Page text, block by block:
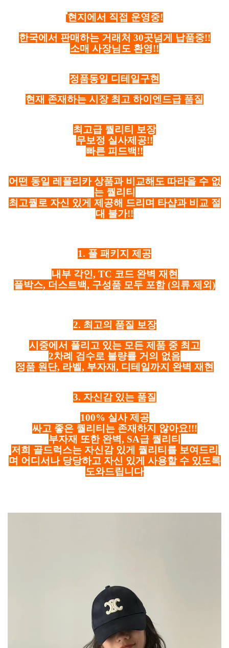
현지에서 직접 운영중!
한국에서 판매하는 거래처 30곳넘게 납품중!!
소매 사장님도 환영!!
정품동일 디테일구현
현재 존재하는 시장 최고 하이엔드급 품질
최고급 퀄리티 보장
무보정 실사제공!!
빠른 피드백!!
어떤 동일 레플리카 상품과 비교해도 따라올 수 없
는 퀄리티
최고퀄로 자신 있게 제공해 드리며 타샵과 비교 절
대 불가!!
1. 풀 패키지 제공
내부 각인, TC 코드 완벽 재현
풀박스, 더스트백, 구성품 모두 포함 (의류 제외)
2. 최고의 품질 보장
시중에서 풀리고 있는 모든 제품 중 최고
2차례 검수로 불량률 거의 없음
정품 원단, 라벨, 부자재, 디테일까지 완벽 재현
3. 자신감 있는 품질
100% 실사 제공
싸고 좋은 퀄리티는 존재하지 않아요!!!
부자재 또한 완벽, SA급 퀄리티
저희 골드럭스는 자신감 있게 퀄리티를 보여드리
며 어디서나 당당하고 자신 있게 사용할 수 있도록
도와드립니다